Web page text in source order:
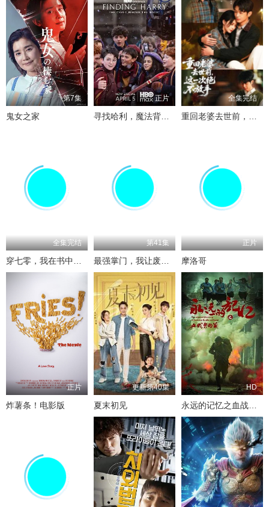
第7集
鬼女之家
正片
寻找哈利，魔法背后的匠心
全集完结
重回老婆去世前，这一次绝不放手
全集完结
穿七零，我在书中挺好的
第41集
最强掌门，我让废柴宗门碾压三界
正片
摩洛哥
正片
炸薯条！电影版
更新第40集
夏末初见
HD
永远的记忆之血战黎明前